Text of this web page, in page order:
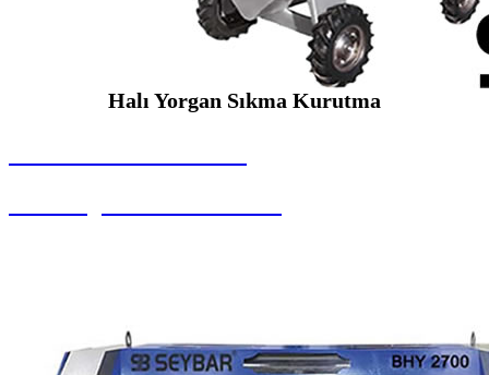
Halı Yorgan Sıkma Kurutma